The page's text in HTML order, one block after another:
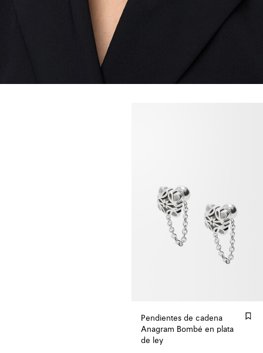
Pendientes de cadena
Anagram Bombé en plata
de ley